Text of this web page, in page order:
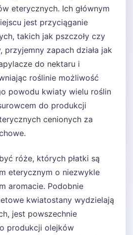
eterycznych. Ich głównym
jest przyciąganie
takich jak pszczoły czy
przyjemny zapach działa jak
do nektaru i
roślinie możliwość
powodu kwiaty wielu roślin
do produkcji
cenionych za
róże, których płatki są
eterycznym o niezwykle
aromacie. Podobnie
kwiatostany wydzielają
jest powszechnie
produkcji olejków